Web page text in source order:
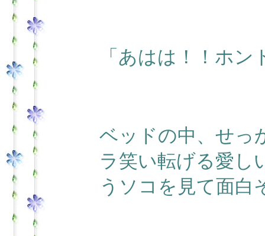
「あはは！！ホ
ベッドの中、せっ
ラ笑い転げる愛し
うソコを見て面白